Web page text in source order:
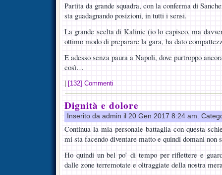
Partita da grande squadra, con la conferma di
sta guadagnando posizioni, in tutti i sensi.
La grande scelta di Kalinic (io lo capisco, ma
ottimo modo di preparare la gara, ha dato
E adesso senza paura a Napoli, dove purtroppo
così…
[132] Commenti
Dignità e dolore
Inserito da admin il 20 Gen 2017 8:24 am.
Continua la mia personale battaglia con questa
mi sta facendo diventare matto e quindi domani non
Ho quindi un bel po’ di tempo per riflettere e
dalle zone terremotate e oltraggiate della nostra